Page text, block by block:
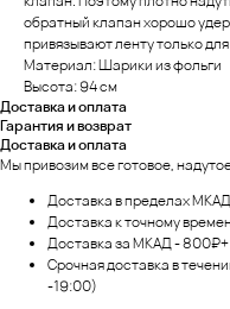
обратный клапан хорошо
привязывают ленту только
Материал: Шарики из фольги
Высота: 94 см
Доставка и оплата
Гарантия и возврат
Доставка и оплата
Мы привозим все готовое,
Доставка в пределах
Доставка к точному
Доставка за МКАД -
Срочная доставка в
-19:00)